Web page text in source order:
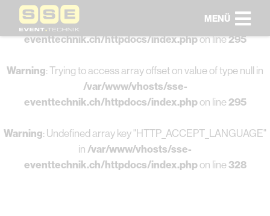
Warning: Undefined array key 0 in
/var/www/vhosts/sse-
eventtechnik.ch/httpdocs/index.phpon line295
Warning: Trying to access array offset on value of type null in
/var/www/vhosts/sse-
eventtechnik.ch/httpdocs/index.phpon line295
Warning: Undefined array key "HTTP_ACCEPT_LANGUAGE"
in /var/www/vhosts/sse-
eventtechnik.ch/httpdocs/index.phpon line328
MENÜ